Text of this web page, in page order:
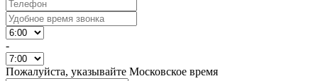
-
Пожалуйста, указывайте Московское время